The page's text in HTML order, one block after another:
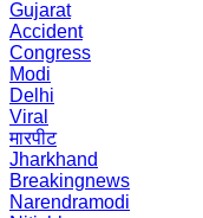
Gujarat
Accident
Congress
Modi
Delhi
Viral
मारपीट
Jharkhand
Breakingnews
Narendramodi